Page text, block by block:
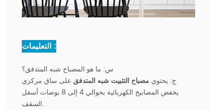
التعليمات :
س: ما هو المصباح شبه المتدفق؟
ج: يحتوي مصباح التثبيت شبه المتدفق على ساق مركزي
يخفض المصابيح الكهربائية بحوالي 4 إلى 8 بوصات أسفل
السقف.